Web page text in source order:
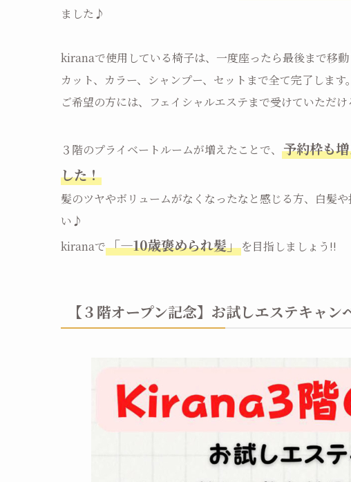
ました♪
kiranaで使用している椅子は、一度座ったら最後まで移動
カット、カラー、シャンプー、セットまで全て完了します。
ご希望の方には、フェイシャルエステまで受けていただけ
３階のプライベートルームが増えたことで、 予約枠も
した！
髪のツヤやボリュームがなくなったなと感じる方、白髪
い♪
kiranaで「―10歳褒められ髪」を目指しましょう!!
【３階オープン記念】お試しエステキャン